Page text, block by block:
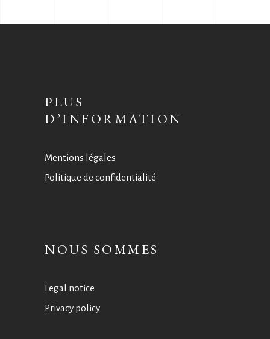
PLUS
D’INFORMATION
Mentions légales
Politique de confidentialité
NOUS SOMMES
Legal notice
Privacy policy